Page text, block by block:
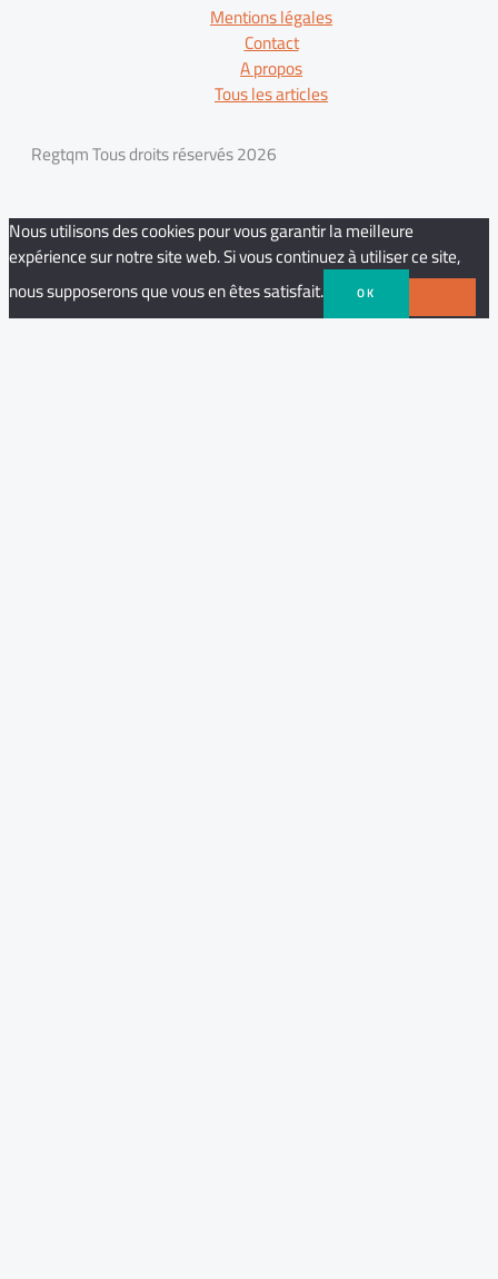
Mentions légales
Contact
A propos
Tous les articles
Regtqm Tous droits réservés 2026
Nous utilisons des cookies pour vous garantir la meilleure
expérience sur notre site web. Si vous continuez à utiliser ce site,
nous supposerons que vous en êtes satisfait.
OK